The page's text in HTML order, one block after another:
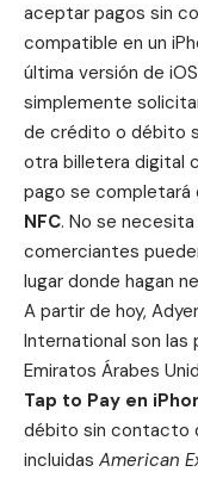
aceptar pagos sin
compatible en un
última versión de
simplemente
de crédito o débito
otra billetera digital
pago se completará
NFC. No se
comerciantes
lugar donde hagan
A partir de hoy,
International son las
Emiratos Árabes
Tap to Pay en
débito sin contacto
incluidas American